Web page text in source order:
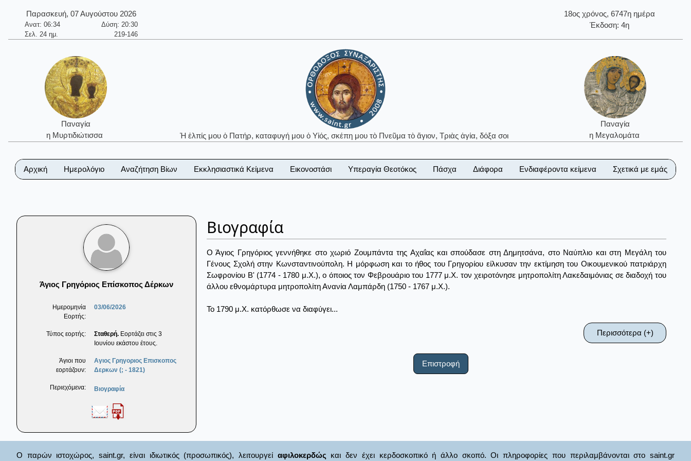
Παρασκευή, 07 Αυγούστου 2026
Ανατ: 06:34
Δύση: 20:30
Σελ. 24 ημ.
219-146
18ος χρόνος, 6747η ημέρα
Έκδοση: 4η
Παναγία
η Μυρτιδιώτισσα
Ἡ ἐλπίς μου ὁ Πατήρ, καταφυγή μου ὁ Υἱός, σκέπη μου τὸ Πνεῦμα τὸ ἅγιον, Τριὰς ἁγία, δόξα σοι
Παναγία
η Μεγαλομάτα
Αρχική Ημερολόγιο Αναζήτηση Βίων Εκκλησιαστικά Κείμενα Εικονοστάσι Υπεραγία Θεοτόκος Πάσχα Διάφορα Ενδιαφέροντα κείμενα Σχετικά με εμάς
Άγιος Γρηγόριος Επίσκοπος Δέρκων
Ημερομηνία
Εορτής:
03/06/2026
Τύπος εορτής: Σταθερή. Εορτάζει στις 3
Ιουνίου εκάστου έτους.
Άγιοι που
εορτάζουν:
Αγιος Γρηγοριος Επισκοπος
Δερκων (; - 1821)
Περιεχόμενα: Βιογραφία
Βιογραφία
Ο Άγιος Γρηγόριος γεννήθηκε στο χωριό Ζουμπάντα της Αχαΐας και σπούδασε στη Δημητσάνα, στο Ναύπλιο και στη Μεγάλη του
Γένους Σχολή στην Κωνσταντινούπολη. Η μόρφωση και το ήθος του Γρηγορίου είλκυσαν την εκτίμηση του Οικουμενικού πατριάρχη
Σωφρονίου Β' (1774 - 1780 μ.Χ.), ο όποιος τον Φεβρουάριο του 1777 μ.Χ. τον χειροτόνησε μητροπολίτη Λακεδαιμόνιας σε διαδοχή του
άλλου εθνομάρτυρα μητροπολίτη Ανανία Λαμπάρδη (1750 - 1767 μ.Χ.).
Το 1790 μ.Χ. κατόρθωσε να διαφύγει...
Περισσότερα (+)
Επιστροφή
Ο παρών ιστοχώρος, saint.gr, είναι ιδιωτικός (προσωπικός), λειτουργεί αφιλοκερδώς και δεν έχει κερδοσκοπικό ή άλλο σκοπό. Οι πληροφορίες που περιλαμβάνονται στο saint.gr